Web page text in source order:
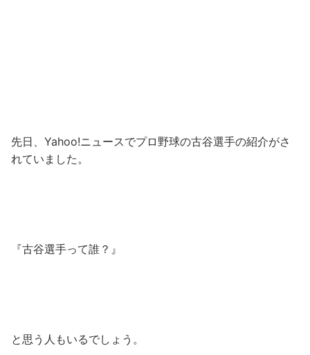
先日、Yahoo!ニュースでプロ野球の古谷選手の紹介がさ
れていました。
『古谷選手って誰？』
と思う人もいるでしょう。